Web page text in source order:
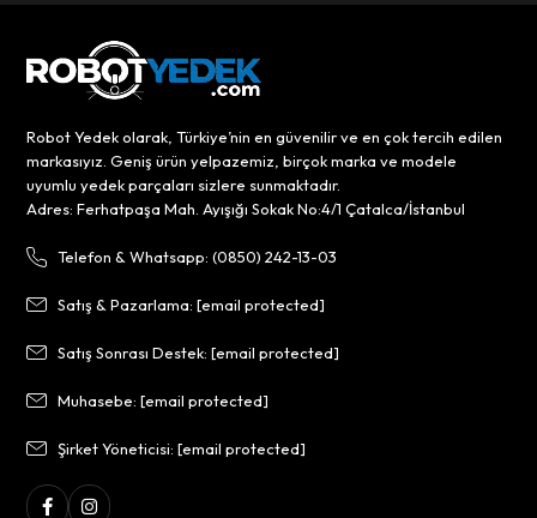
Robot Yedek olarak, Türkiye’nin en güvenilir ve en çok tercih edilen
markasıyız. Geniş ürün yelpazemiz, birçok marka ve modele
uyumlu yedek parçaları sizlere sunmaktadır.
Adres: Ferhatpaşa Mah. Ayışığı Sokak No:4/1 Çatalca/İstanbul
Telefon & Whatsapp: (0850) 242-13-03
Satış & Pazarlama:[email protected]
Satış Sonrası Destek:[email protected]
Muhasebe:[email protected]
Şirket Yöneticisi:[email protected]